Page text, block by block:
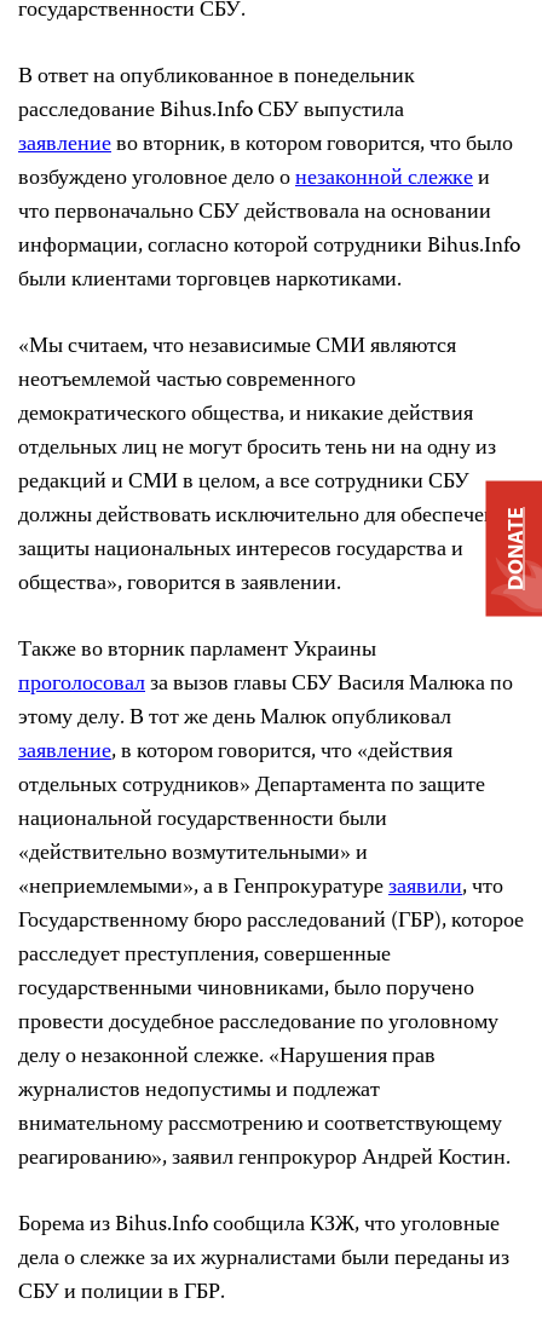
государственности СБУ.
В ответ на опубликованное в понедельник
расследование Bihus.Info СБУ выпустила
заявлениево вторник, в котором говорится, что было
возбуждено уголовное дело онезаконной слежкеи
что первоначально СБУ действовала на основании
информации, согласно которой сотрудники Bihus.Info
были клиентами торговцев наркотиками.
«Мы считаем, что независимые СМИ являются
неотъемлемой частью современного
демократического общества, и никакие действия
отдельных лиц не могут бросить тень ни на одну из
редакций и СМИ в целом, а все сотрудники СБУ
должны действовать исключительно для обеспечения
защиты национальных интересов государства и
общества», говорится в заявлении.
Также во вторник парламент Украины
проголосовалза вызов главы СБУ Василя Малюка по
этому делу. В тот же день Малюк опубликовал
заявление, в котором говорится, что «действия
отдельных сотрудников» Департамента по защите
национальной государственности были
«действительно возмутительными» и
«неприемлемыми», а в Генпрокуратурезаявили, что
Государственному бюро расследований (ГБР), которое
расследует преступления, совершенные
государственными чиновниками, было поручено
провести досудебное расследование по уголовному
делу о незаконной слежке. «Нарушения прав
журналистов недопустимы и подлежат
внимательному рассмотрению и соответствующему
реагированию», заявил генпрокурор Андрей Костин.
Борема из Bihus.Info сообщила КЗЖ, что уголовные
дела о слежке за их журналистами были переданы из
СБУ и полиции в ГБР.
DONATE